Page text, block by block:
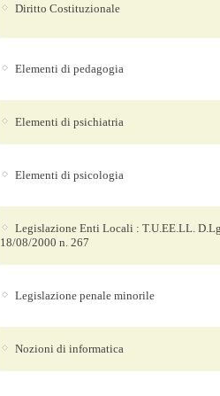
Diritto Costituzionale
Elementi di pedagogia
Elementi di psichiatria
Elementi di psicologia
Legislazione Enti Locali : T.U.EE.LL.
18/08/2000 n. 267
Legislazione penale minorile
Nozioni di informatica